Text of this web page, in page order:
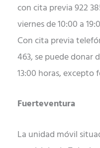
con cita previa 922
viernes de 10:00 a
Con cita previa
463, se puede donar
13:00 horas, excepto
Fuerteventura
La unidad móvil